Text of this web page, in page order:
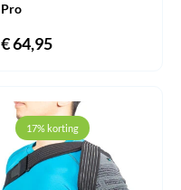
Pro
€64,95
17% korting